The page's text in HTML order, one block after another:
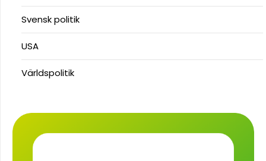
Svensk politik
USA
Världspolitik